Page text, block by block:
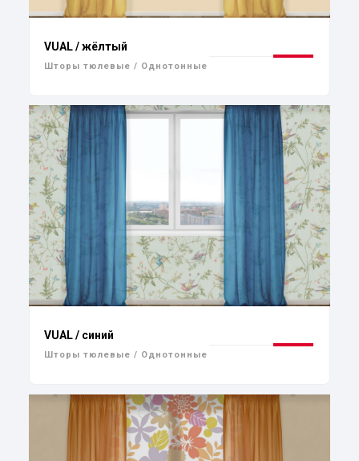
VUAL / жёлтый
Шторы тюлевые / Однотонные
VUAL / синий
Шторы тюлевые / Однотонные